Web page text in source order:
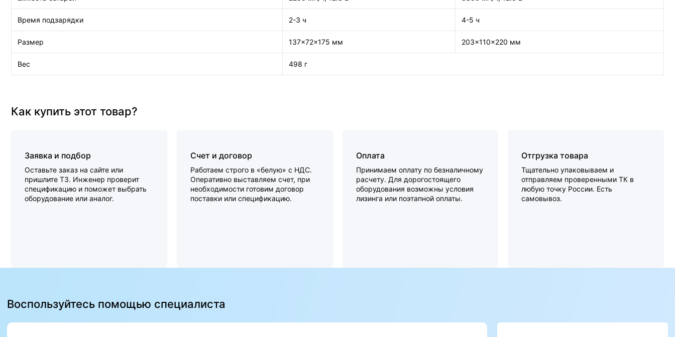
Время подзарядки 2-3 ч 4-5 ч
Размер 137x72x175 мм 203x110x220 мм
Вес 498 г
Как купить этот товар?
Заявка и подбор
Оставьте заказ на сайте или
пришлите ТЗ. Инженер проверит
спецификацию и поможет выбрать
оборудование или аналог.
Счет и договор
Работаем строго в «белую» с НДС.
Оперативно выставляем счет, при
необходимости готовим договор
поставки или спецификацию.
Оплата
Принимаем оплату по безналичному
расчету. Для дорогостоящего
оборудования возможны условия
лизинга или поэтапной оплаты.
Отгрузка товара
Тщательно упаковываем и
отправляем проверенными ТК в
любую точку России. Есть
самовывоз.
Воспользуйтесь помощью специалиста